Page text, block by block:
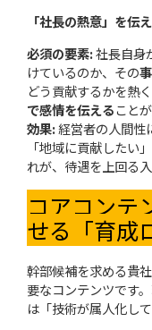
「社長の熱意」を伝
必須の要素:社長自身
けているのか、その
どう貢献するかを熱
で感情を伝えること
効果:経営者の人間性
「地域に貢献したい
れが、待遇を上回る
コアコンテ
せる「育成
幹部候補を求める貴
要なコンテンツです
は「技術が属人化し